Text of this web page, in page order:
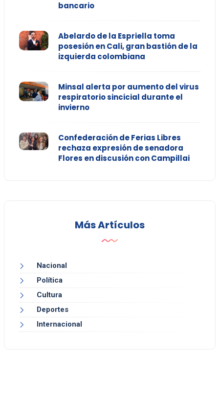
bancario
Abelardo de la Espriella toma
posesión en Cali, gran bastión de la
izquierda colombiana
Minsal alerta por aumento del virus
respiratorio sincicial durante el
invierno
Confederación de Ferias Libres
rechaza expresión de senadora
Flores en discusión con Campillai
Más Artículos
Nacional
Política
Cultura
Deportes
Internacional